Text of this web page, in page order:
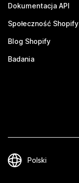
Dokumentacja API
Społeczność Shopify
Blog Shopify
Badania